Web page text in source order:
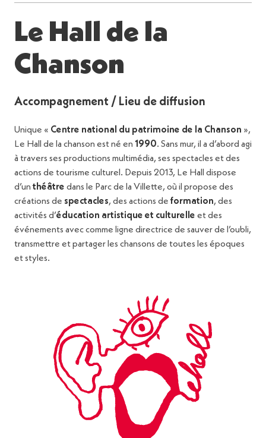
Le Hall de la
Chanson
Accompagnement / Lieu de diffusion
Unique « Centre national du patrimoine de la Chanson »,
Le Hall de la chanson est né en 1990. Sans mur, il a d’abord agi
à travers ses productions multimédia, ses spectacles et des
actions de tourisme culturel. Depuis 2013, Le Hall dispose
d’un théâtre dans le Parc de la Villette, où il propose des
créations de spectacles, des actions de formation, des
activités d’éducation artistique et culturelle et des
événements avec comme ligne directrice de sauver de l’oubli,
transmettre et partager les chansons de toutes les époques
et styles.